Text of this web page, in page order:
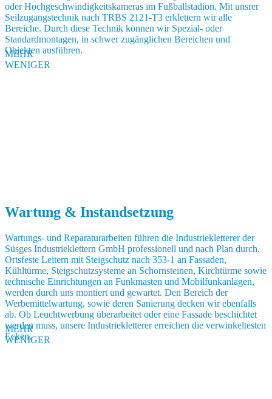
oder Hochgeschwindigkeitskameras im Fußballstadion. Mit unsrer
Seilzugangstechnik nach TRBS 2121-T3 erklettern wir alle
Bereiche. Durch diese Technik können wir Spezial- oder
Standardmontagen, in schwer zugänglichen Bereichen und
Objekten ausführen.
MEHR
WENIGER
Wartung & Instandsetzung
Wartungs- und Reparaturarbeiten führen die Industriekletterer der
Süsges Industrieklettern GmbH professionell und nach Plan durch.
Ortsfeste Leitern mit Steigschutz nach 353-1 an Fassaden,
Kühltürme, Steigschutzsysteme an Schornsteinen, Kirchtürme sowie
technische Einrichtungen an Funkmasten und Mobilfunkanlagen,
werden durch uns montiert und gewartet. Den Bereich der
Werbemittelwartung, sowie deren Sanierung decken wir ebenfalls
ab. Ob Leuchtwerbung überarbeitet oder eine Fassade beschichtet
werden muss, unsere Industriekletterer erreichen die verwinkeltesten
Ecken.
MEHR
WENIGER